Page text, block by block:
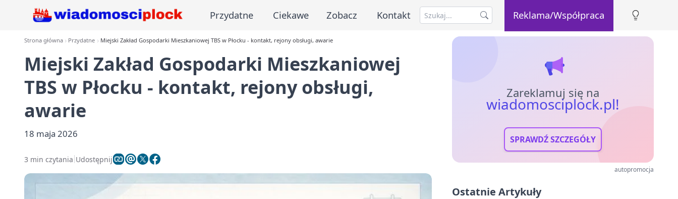
Przydatne Ciekawe Zobacz Kontakt Reklama/Współpraca
Strona główna Przydatne Miejski Zakład Gospodarki Mieszkaniowej TBS w Płocku - kontakt, rejony obsługi, awarie
Miejski Zakład Gospodarki Mieszkaniowej
TBS w Płocku - kontakt, rejony obsługi,
awarie
18 maja 2026
3 min czytania Udostępnij
Zareklamuj się na
wiadomosciplock.pl!
SPRAWDŹ SZCZEGÓŁY
autopromocja
Ostatnie Artykuły